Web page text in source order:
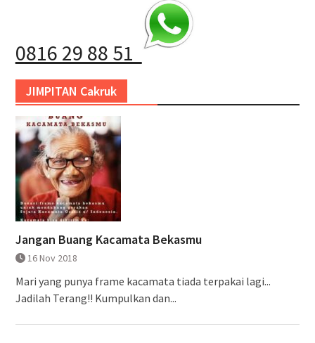
0816 29 88 51
JIMPITAN Cakruk
Jangan Buang Kacamata Bekasmu
16 Nov 2018
Mari yang punya frame kacamata tiada terpakai lagi...
Jadilah Terang!! Kumpulkan dan...